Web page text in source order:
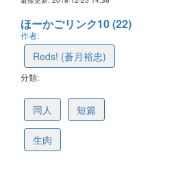
ほーかごリンク10 (22)
作者:
Reds! (蒼月裕忠)
分類:
同人 短篇
生肉